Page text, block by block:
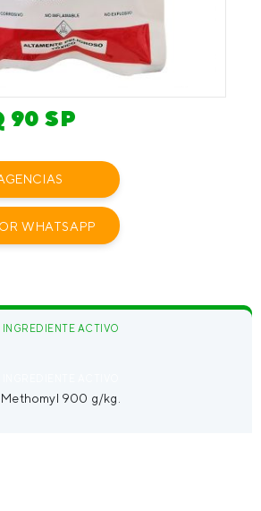
90 SP
WHATSAPP
INGREDIENTE ACTIVO
CULTIVO
Methomyl 900 g/kg.